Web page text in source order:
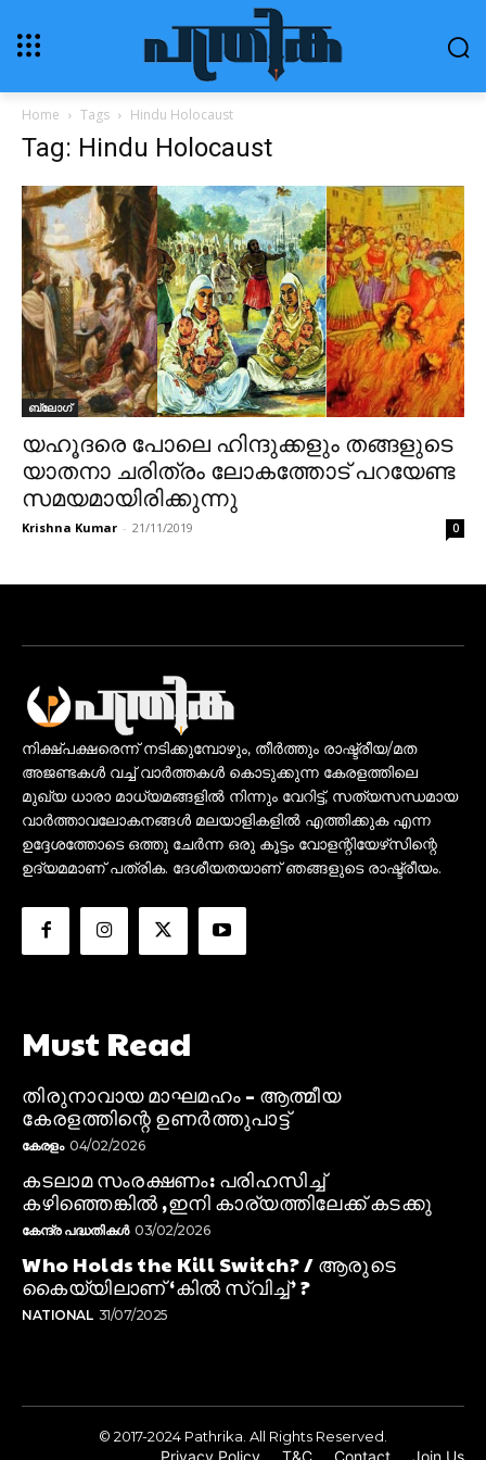
Home Tags Hindu Holocaust
Tag: Hindu Holocaust
ബ്ലോഗ്‌
യഹൂദരെ പോലെ ഹിന്ദുക്കളും തങ്ങളുടെ
യാതനാ ചരിത്രം ലോകത്തോട് പറയേണ്ട
സമയമായിരിക്കുന്നു
Krishna Kumar - 21/11/2019 0
നിക്ഷ്പക്ഷരെന്ന് നടിക്കുമ്പോഴും, തീർത്തും രാഷ്ട്രീയ/മത
അജണ്ടകൾ വച്ച് വാർത്തകൾ കൊടുക്കുന്ന കേരളത്തിലെ
മുഖ്യ ധാരാ മാധ്യമങ്ങളിൽ നിന്നും വേറിട്ട്, സത്യസന്ധമായ
വാർത്താവലോകനങ്ങൾ മലയാളികളിൽ എത്തിക്കുക എന്ന
ഉദ്ദേശത്തോടെ ഒത്തു ചേർന്ന ഒരു കൂട്ടം വോളന്റിയേഴ്‌സിന്റെ
ഉദ്യമമാണ് പത്രിക. ദേശീയതയാണ് ഞങ്ങളുടെ രാഷ്ട്രീയം.
Must Read
തിരുനാവായ മാഘമഹം – ആത്മീയ
കേരളത്തിന്റെ ഉണർത്തുപാട്ട്
കേരളം 04/02/2026
കടലാമ സംരക്ഷണം: പരിഹസിച്ച്
കഴിഞ്ഞെങ്കിൽ ,ഇനി കാര്യത്തിലേക്ക് കടക്കു
കേന്ദ്ര പദ്ധതികൾ 03/02/2026
Who Holds the Kill Switch? / ആരുടെ
കൈയ്യിലാണ് ‘കിൽ സ്വിച്ച്’ ?
NATIONAL 31/07/2025
© 2017-2024 Pathrika. All Rights Reserved.
Privacy Policy T&C Contact Join Us